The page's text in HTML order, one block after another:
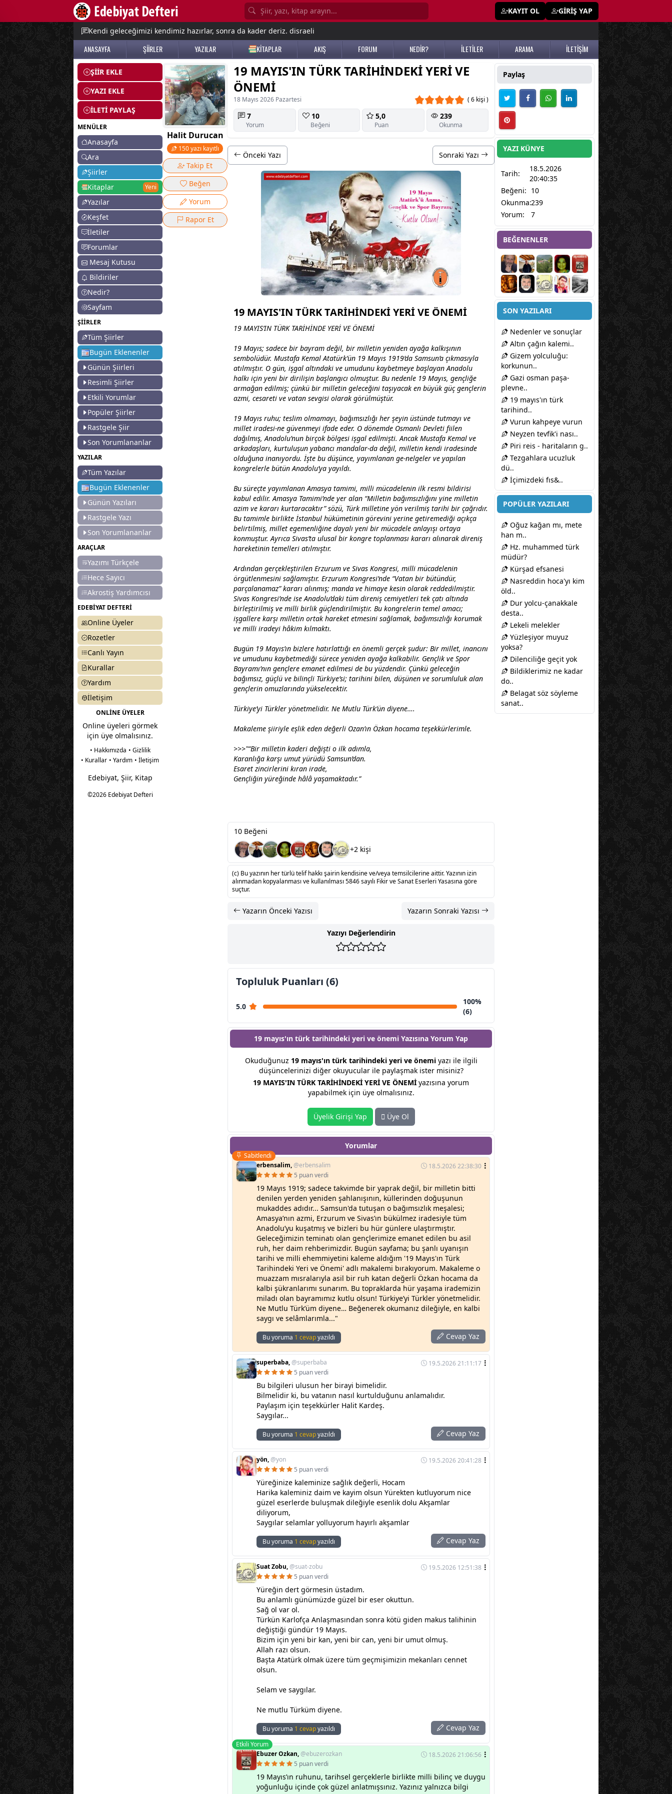
KAYIT OL GİRİŞ YAP
Kendi geleceğimizi kendimiz hazırlar, sonra da kader deriz. disraeli
ANASAYFA ŞİİRLER YAZILAR KİTAPLAR AKIŞ FORUM NEDİR? İLETİLER ARAMA İLETİŞİM
ŞİİR EKLE
YAZI EKLE
İLETİ PAYLAŞ
MENÜLER
Anasayfa
Ara
Şiirler
Kitaplar
Yeni
Yazılar
Keşfet
İletiler
Forumlar
Mesaj Kutusu
Bildiriler
Nedir?
Sayfam
ŞİİRLER
Tüm Şiirler
Bugün Eklenenler
Günün Şiirleri
Resimli Şiirler
Etkili Yorumlar
Popüler Şiirler
Rastgele Şiir
Son Yorumlananlar
YAZILAR
Tüm Yazılar
Bugün Eklenenler
Günün Yazıları
Rastgele Yazı
Son Yorumlananlar
ARAÇLAR
Yazımı Türkçele
Hece Sayıcı
Akrostiş Yardımcısı
EDEBİYAT DEFTERİ
Online Üyeler
Rozetler
Canlı Yayın
Kurallar
Yardım
İletişim
ONLİNE ÜYELER
Online üyeleri görmek
için üye olmalısınız.
• Hakkımızda • Gizlilik
• Kurallar • Yardım • İletişim
Edebiyat, Şiir, Kitap
©2026 Edebiyat Defteri
Halit Durucan
150 yazı kayıtlı
Takip Et
Beğen
Yorum
Rapor Et
19 MAYIS'IN TÜRK TARİHİNDEKİ YERİ VE
ÖNEMİ
18 Mayıs 2026 Pazartesi ( 6 kişi )
7
Yorum
10
Beğeni
5,0
Puan
239
Okunma
Önceki Yazı Sonraki Yazı
19 MAYIS'IN TÜRK TARİHİNDEKİ YERİ VE ÖNEMİ
19 MAYIS’IN TÜRK TARİHİNDE YERİ VE ÖNEMİ
19 Mayıs; sadece bir bayram değil, bir milletin yeniden ayağa kalkışının
sembolüdür. Mustafa Kemal Atatürk’ün 19 Mayıs 1919’da Samsun’a çıkmasıyla
atılmıştır. O gün, işgal altındaki ve umudunu kaybetmeye başlayan Anadolu
halkı için yeni bir dirilişin başlangıcı olmuştur. Bu nedenle 19 Mayıs, gençliğe
armağan edilmiş; çünkü bir milletin geleceğini taşıyacak en büyük güç gençlerin
azmi, cesareti ve vatan sevgisi olarak görülmüştür.
19 Mayıs ruhu; teslim olmamayı, bağımsızlığı her şeyin üstünde tutmayı ve
millet iradesi-ne güvenmeyi ifade eder. O dönemde Osmanlı Devleti fiilen
dağılmış, Anadolu’nun birçok bölgesi işgal edilmişti. Ancak Mustafa Kemal ve
arkadaşları, kurtuluşun yabancı mandalar-da değil, milletin kendi iradesinde
olduğuna inanıyordu. İşte bu düşünce, yayımlanan ge-nelgeler ve yapılan
kongrelerle bütün Anadolu’ya yayıldı.
Bu süreçte yayımlanan Amasya tamimi, milli mücadelenin ilk resmi bildirisi
kabul edilir. Amasya Tamimi’nde yer alan “Milletin bağımsızlığını yine milletin
azim ve kararı kurtaracaktır” sözü, Türk milletine yön verilmiş tarihi bir çağrıdır.
Bu tamimle birlikte İstanbul hükümetinin görevini yerine getiremediği açıkça
belirtilmiş, millet egemenliğine dayalı yeni bir mücadele anlayışı ortaya
konmuştur. Ayrıca Sivas’ta ulusal bir kongre toplanması kararı alınarak direniş
hareketinin temelleri atılmıştır.
Ardından gerçekleştirilen Erzurum ve Sivas Kongresi, milli mücadelenin
örgütlenmesini sağlamıştır. Erzurum Kongresi’nde “Vatan bir bütündür,
parçalanamaz” kararı alınmış; manda ve himaye kesin olarak reddedilmiştir.
Sivas Kongresi’nde ise Anadolu’daki tüm direniş cemiyetleri tek çatı altında
birleştirilmiş ve milli birlik güçlendirilmiştir. Bu kongrelerin temel amacı;
işgallere karşı milletin ortak hareket etmesini sağlamak, bağımsızlığı korumak
ve milli iradeyi hâkim kılmaktı.
Bugün 19 Mayıs’ın bizlere hatırlattığı en önemli gerçek şudur: Bir millet, inancını
ve umudunu kaybetmediği sürece yeniden ayağa kalkabilir. Gençlik ve Spor
Bayramı’nın gençlere emanet edilmesi de bu yüzdendir. Çünkü geleceğin
bağımsız, güçlü ve bilinçli Türkiye’si; tarihini bilen, düşünen ve sorumluluk alan
gençlerin omuzlarında yükselecektir.
Türkiye’yi Türkler yönetmelidir. Ne Mutlu Türk’ün diyene….
Makaleme şiiriyle eşlik eden değerli Ozan’ın Özkan hocama teşekkürlerimle.
>>>"“Bir milletin kaderi değişti o ilk adımla,
Karanlığa karşı umut yürüdü Samsun’dan.
Esaret zincirlerini kıran irade,
Gençliğin yüreğinde hâlâ yaşamaktadır.”
10 Beğeni
+2 kişi
(c) Bu yazının her türlü telif hakkı şairin kendisine ve/veya temsilcilerine aittir. Yazının izin
alınmadan kopyalanması ve kullanılması 5846 sayılı Fikir ve Sanat Eserleri Yasasına göre
suçtur.
Yazarın Önceki Yazısı Yazarın Sonraki Yazısı
Yazıyı Değerlendirin
Topluluk Puanları (6)
5.0
100%
(6)
19 mayıs'ın türk tarihindeki yeri ve önemi Yazısına Yorum Yap
Okuduğunuz 19 mayıs'ın türk tarihindeki yeri ve önemiyazı ile ilgili
düşüncelerinizi diğer okuyucular ile paylaşmak ister misiniz?
19 MAYIS'IN TÜRK TARİHİNDEKİ YERİ VE ÖNEMİ yazısına yorum
yapabilmek için üye olmalısınız.
Üyelik Girişi Yap Üye Ol
Yorumlar
Sabitlendi
erbensalim,@erbensalim
18.5.2026 22:38:30
5 puan verdi
19 Mayıs 1919; sadece takvimde bir yaprak değil, bir milletin bitti
denilen yerden yeniden şahlanışının, küllerinden doğuşunun
mukaddes adıdır... Samsun'da tutuşan o bağımsızlık meşalesi;
Amasya’nın azmi, Erzurum ve Sivas’ın bükülmez iradesiyle tüm
Anadolu’yu kuşatmış ve bizleri bu hür günlere ulaştırmıştır.
Geleceğimizin teminatı olan gençlerimize emanet edilen bu asil
ruh, her daim rehberimizdir. Bugün sayfama; bu şanlı uyanışın
tarihi ve milli ehemmiyetini kaleme aldığım '19 Mayıs'ın Türk
Tarihindeki Yeri ve Önemi' adlı makalemi bırakıyorum. Makaleme o
muazzam mısralarıyla asil bir ruh katan değerli Özkan hocama da
kalbi şükranlarımı sunarım. Bu topraklarda hür yaşama irademizin
miladı olan bayramımız kutlu olsun! Türkiye’yi Türkler yönetmelidir.
Ne Mutlu Türk’üm diyene… Beğenerek okumanız dileğiyle, en kalbi
saygı ve selâmlarımla..."
Bu yoruma 1 cevapyazıldı Cevap Yaz
superbaba,@superbaba
19.5.2026 21:11:17
5 puan verdi
Bu bilgileri ulusun her birayi bimelidir.
Bilmelidir ki, bu vatanın nasıl kurtulduğunu anlamalıdır.
Paylaşım için teşekkürler Halit Kardeş.
Saygılar...
Bu yoruma 1 cevapyazıldı Cevap Yaz
yön,@yon
19.5.2026 20:41:28
5 puan verdi
Yüreğinize kaleminize sağlık değerli, Hocam
Harika kaleminiz daim ve kayim olsun Yürekten kutluyorum nice
güzel eserlerde buluşmak dileğiyle esenlik dolu Akşamlar
diliyorum,
Saygılar selamlar yolluyorum hayırlı akşamlar
Bu yoruma 1 cevapyazıldı Cevap Yaz
Suat Zobu,@suat-zobu
19.5.2026 12:51:38
5 puan verdi
Yüreğin dert görmesin üstadım.
Bu anlamlı günümüzde güzel bir eser okuttun.
Sağ ol var ol.
Türkün Karlofça Anlaşmasından sonra kötü giden makus talihinin
değiştiği gündür 19 Mayıs.
Bizim için yeni bir kan, yeni bir can, yeni bir umut olmuş.
Allah razı olsun.
Başta Atatürk olmak üzere tüm geçmişimizin mekanları cennet
olsun.
Selam ve saygılar.
Ne mutlu Türküm diyene.
Bu yoruma 1 cevapyazıldı Cevap Yaz
Etkili Yorum
Ebuzer Ozkan,@ebuzerozkan
18.5.2026 21:06:56
5 puan verdi
19 Mayıs’ın ruhunu, tarihsel gerçeklerle birlikte milli bilinç ve duygu
yoğunluğu içinde çok güzel anlatmışsınız. Yazınız yalnızca bilgi
Paylaş
YAZI KÜNYE
Tarih:
18.5.2026
20:40:35
Beğeni: 10
Okunma:239
Yorum:
7
BEĞENENLER
SON YAZILARI
Nedenler ve sonuçlar
Altın çağın kalemi..
Gizem yolculuğu:
korkunun..
Gazi osman paşa-
plevne..
19 mayıs'ın türk
tarihind..
Vurun kahpeye vurun
Neyzen tevfik'i nası..
Piri reis - haritaların g..
Tezgahlara ucuzluk
dü..
İçimizdeki fıs&..
POPÜLER YAZILARI
Oğuz kağan mı, mete
han m..
Hz. muhammed türk
müdür?
Kürşad efsanesi
Nasreddin hoca'yı kim
öld..
Dur yolcu-çanakkale
desta..
Lekeli melekler
Yüzleşiyor muyuz
yoksa?
Dilenciliğe geçit yok
Bildiklerimiz ne kadar
do..
Belagat söz söyleme
sanat..
menu